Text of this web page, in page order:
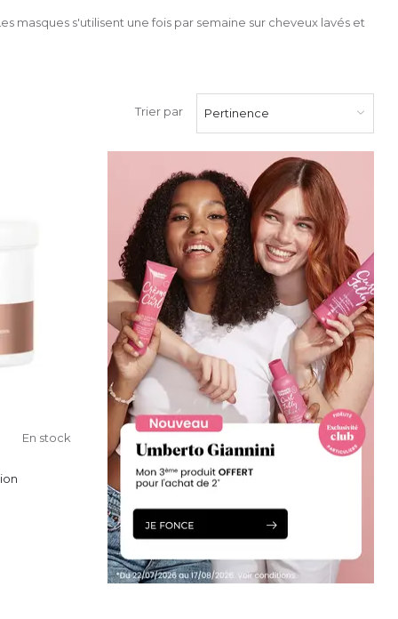
masques s'utilisent une fois par semaine sur cheveux lavés et
Trier par Pertinence
En stock